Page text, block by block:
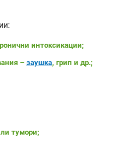
интоксикации;
– заушка, грип и др.;
тумори;